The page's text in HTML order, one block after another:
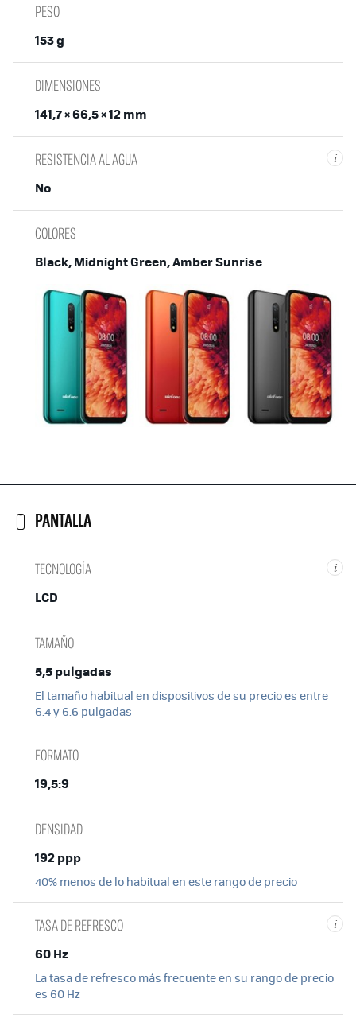
PESO
153 g
DIMENSIONES
141,7 × 66,5 × 12 mm
i
RESISTENCIA AL AGUA
No
COLORES
Black, Midnight Green, Amber Sunrise
PANTALLA
i
TECNOLOGÍA
LCD
TAMAÑO
5,5 pulgadas
El tamaño habitual en dispositivos de su precio es entre
6.4 y 6.6 pulgadas
FORMATO
19,5:9
DENSIDAD
192 ppp
40% menos de lo habitual en este rango de precio
i
TASA DE REFRESCO
60 Hz
La tasa de refresco más frecuente en su rango de precio
es 60 Hz